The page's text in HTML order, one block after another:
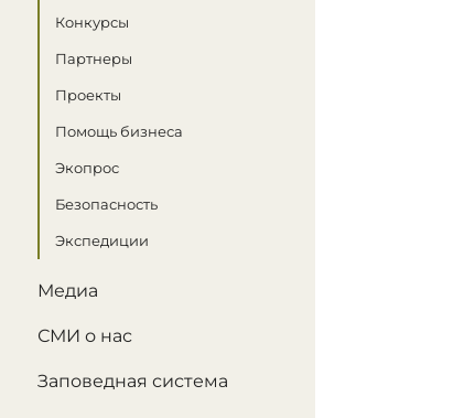
Конкурсы
Партнеры
Проекты
Помощь бизнеса
Экопрос
Безопасность
Экспедиции
Медиа
СМИ о нас
Заповедная система